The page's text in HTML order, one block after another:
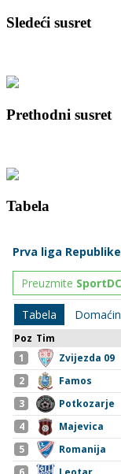
Sledeći susret
Prethodni susret
Tabela